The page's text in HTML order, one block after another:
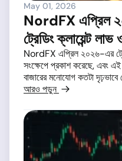
May 01, 2026
NordFX এপ্রিল
ট্রেডিং ক্লায়েন্ট লাভ
NordFX এপ্রিল ২০২৬-এর
সংক্ষেপে প্রকাশ করেছে, এবং
বাজারের মনোযোগ কতটা দৃঢ়ভাবে
আরও পড়ুন